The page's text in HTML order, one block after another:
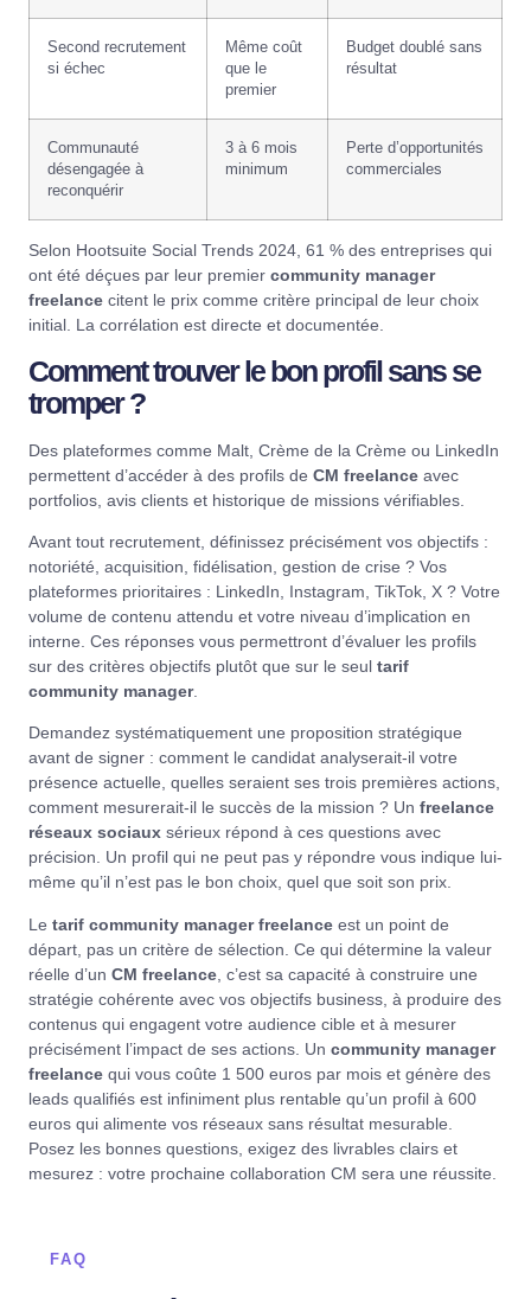
Second recrutement
si échec
Même coût
que le
premier
Budget doublé sans
résultat
Communauté
désengagée à
reconquérir
3 à 6 mois
minimum
Perte d’opportunités
commerciales
Selon Hootsuite Social Trends 2024 , 61 % des entreprises qui
ont été déçues par leur premier community manager
freelance citent le prix comme critère principal de leur choix
initial. La corrélation est directe et documentée.
Comment trouver le bon profil sans se
tromper ?
Des plateformes comme Malt Crème de la Crème ou LinkedIn
permettent d’accéder à des profils de CM freelance avec
portfolios, avis clients et historique de missions vérifiables.
Avant tout recrutement, définissez précisément vos objectifs :
notoriété, acquisition, fidélisation, gestion de crise ? Vos
plateformes prioritaires : LinkedIn, Instagram, TikTok, X ? Votre
volume de contenu attendu et votre niveau d’implication en
interne. Ces réponses vous permettront d’évaluer les profils
sur des critères objectifs plutôt que sur le seul tarif
community manager.
Demandez systématiquement une proposition stratégique
avant de signer : comment le candidat analyserait-il votre
présence actuelle, quelles seraient ses trois premières actions,
comment mesurerait-il le succès de la mission ? Un freelance
réseaux sociaux sérieux répond à ces questions avec
précision. Un profil qui ne peut pas y répondre vous indique lui-
même qu’il n’est pas le bon choix, quel que soit son prix.
Le tarif community manager freelance est un point de
départ, pas un critère de sélection. Ce qui détermine la valeur
réelle d’un CM freelance , c’est sa capacité à construire une
stratégie cohérente avec vos objectifs business, à produire des
contenus qui engagent votre audience cible et à mesurer
précisément l’impact de ses actions. Un community manager
freelance qui vous coûte 1 500 euros par mois et génère des
leads qualifiés est infiniment plus rentable qu’un profil à 600
euros qui alimente vos réseaux sans résultat mesurable.
Posez les bonnes questions, exigez des livrables clairs et
mesurez : votre prochaine collaboration CM sera une réussite.
FAQ